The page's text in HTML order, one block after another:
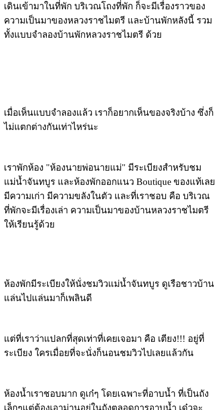
เดินเข้ามาในที่พัก บริเวณโถงที่พัก ก็จะมีเรื่องราวของ
ความเป็นมาของหลวงราชไมตรี และบ้านพักหลังนี้ รวม
ทั้งแบบจำลองบ้านพักหลวงราชไมตรี ด้วย
เมื่อเห็นแบบจำลองแล้ว เราก็อยากเห็นของจริงบ้าง ซึ่งก็
ไม่แตกต่างกันเท่าไหร่นะ
เราพักห้อง "ห้องนายพ่อนายแม่" มีระเบียงสำหรับชม
แม่น้ำจันทบูร และห้องพักออกแนว Boutique ของแท้เลย
มีความเก่า มีความขลังในตัว และที่เราชอบ คือ บริเวณ
ที่พักจะมีเรื่องเล่า ความเป็นมาของบ้านหลวงราชไมตรี
ให้เรียนรู้ด้วย
ห้องพักมีระเบียงให้นั่งชมวิวแม่น้ำจันทบูร ดูเรือชาวบ้าน
แล่นไปแล่นมาก็เพลินดี
แต่ที่เราว่าแปลกที่สุดเท่าที่เคยเจอมา คือ เตียง!!! อยู่ที่
ระเบียง ใครเมื่อยที่จะนั่งก็นอนชมวิวไปเลยแล้วกัน
ห้องน้ำเราชอบมาก ดูเก๋ๆ โดยเฉพาะที่อาบน้ำ ที่เป็นถัง
เล็กๆแต่ต้องเอาม่านอยู่ในถังตลอดการอาบน้ำ เด๋วจะ